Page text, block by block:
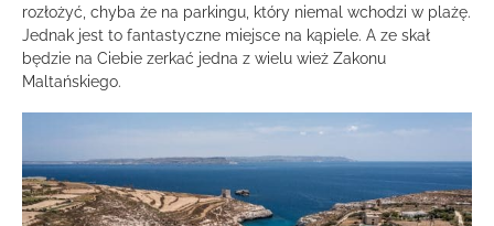
rozłożyć, chyba że na parkingu, który niemal wchodzi w plażę.
Jednak jest to fantastyczne miejsce na kąpiele. A ze skał
będzie na Ciebie zerkać jedna z wielu wież Zakonu
Maltańskiego.